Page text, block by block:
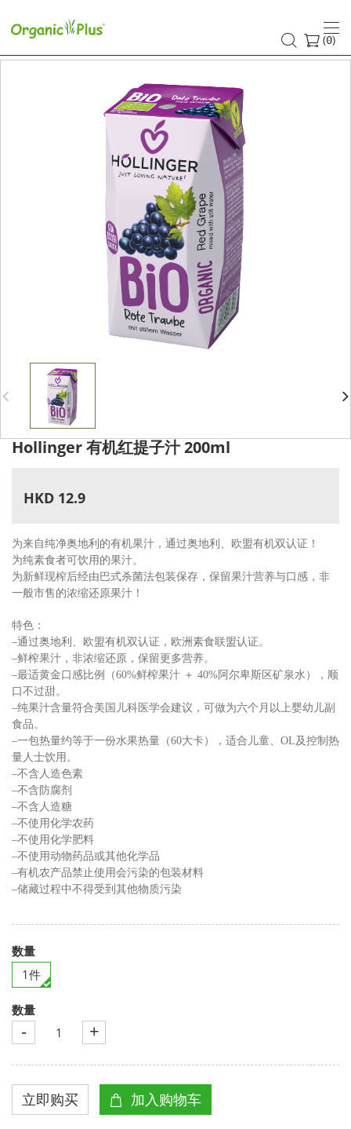
(0)
Hollinger 有机红提子汁 200ml
HKD 12.9
为来自纯净奥地利的有机果汁，通过奥地利、欧盟有机双认证！
为纯素食者可饮用的果汁。
为新鲜现榨后经由巴式杀菌法包装保存，保留果汁营养与口感，非
一般市售的浓缩还原果汁！
特色：
–通过奥地利、欧盟有机双认证，欧洲素食联盟认证。
–鲜榨果汁，非浓缩还原，保留更多营养。
–最适黄金口感比例（60%鲜榨果汁 ＋ 40%阿尔卑斯区矿泉水），顺
口不过甜。
–纯果汁含量符合美国儿科医学会建议，可做为六个月以上婴幼儿副
食品。
–一包热量约等于一份水果热量（60大卡），适合儿童、OL及控制热
量人士饮用。
–不含人造色素
–不含防腐剂
–不含人造糖
–不使用化学农药
–不使用化学肥料
–不使用动物药品或其他化学品
–有机农产品禁止使用会污染的包装材料
–储藏过程中不得受到其他物质污染
数量
1件
数量
- +